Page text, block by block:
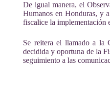
De igual manera, el
Humanos en Honduras, y
fiscalice la implementación
Se reitera el llamado a la
decidida y oportuna de la
seguimiento a las